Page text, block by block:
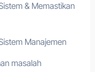
& Memastikan
Manajemen
masalah